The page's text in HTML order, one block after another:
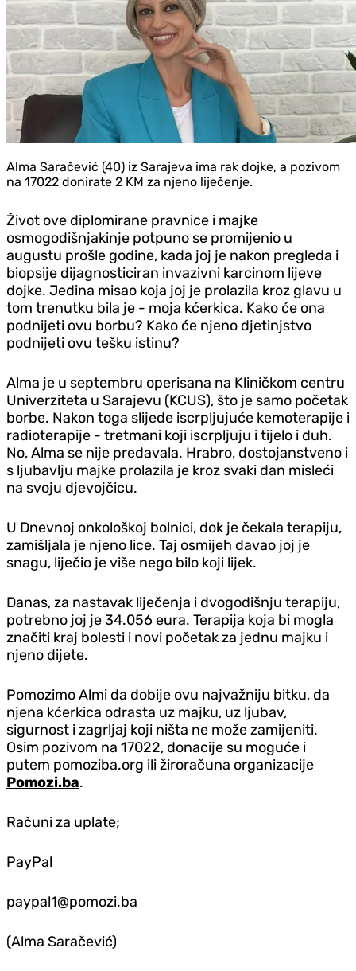
Alma Saračević (40) iz Sarajeva ima rak dojke, a pozivom
na 17022 donirate 2 KM za njeno liječenje.
Život ove diplomirane pravnice i majke
osmogodišnjakinje potpuno se promijenio u
augustu prošle godine, kada joj je nakon pregleda i
biopsije dijagnosticiran invazivni karcinom lijeve
dojke. Jedina misao koja joj je prolazila kroz glavu u
tom trenutku bila je - moja kćerkica. Kako će ona
podnijeti ovu borbu? Kako će njeno djetinjstvo
podnijeti ovu tešku istinu?
Alma je u septembru operisana na Kliničkom centru
Univerziteta u Sarajevu (KCUS), što je samo početak
borbe. Nakon toga slijede iscrpljujuće kemoterapije i
radioterapije - tretmani koji iscrpljuju i tijelo i duh.
No, Alma se nije predavala. Hrabro, dostojanstveno i
s ljubavlju majke prolazila je kroz svaki dan misleći
na svoju djevojčicu.
U Dnevnoj onkološkoj bolnici, dok je čekala terapiju,
zamišljala je njeno lice. Taj osmijeh davao joj je
snagu, liječio je više nego bilo koji lijek.
Danas, za nastavak liječenja i dvogodišnju terapiju,
potrebno joj je 34.056 eura. Terapija koja bi mogla
značiti kraj bolesti i novi početak za jednu majku i
njeno dijete.
Pomozimo Almi da dobije ovu najvažniju bitku, da
njena kćerkica odrasta uz majku, uz ljubav,
sigurnost i zagrljaj koji ništa ne može zamijeniti.
Osim pozivom na 17022, donacije su moguće i
putem pomoziba.org ili žiroračuna organizacije
Pomozi.ba.
Računi za uplate;
PayPal
paypal1@pomozi.ba
(Alma Saračević)